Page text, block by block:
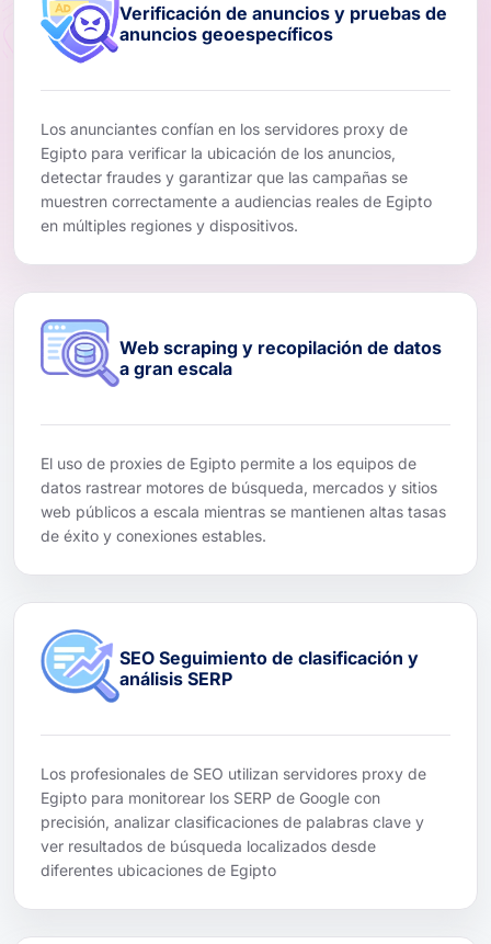
Verificación de anuncios y pruebas de
anuncios geoespecíficos
Los anunciantes confían en los servidores proxy de
Egipto para verificar la ubicación de los anuncios,
detectar fraudes y garantizar que las campañas se
muestren correctamente a audiencias reales de Egipto
en múltiples regiones y dispositivos.
Web scraping y recopilación de datos
a gran escala
El uso de proxies de Egipto permite a los equipos de
datos rastrear motores de búsqueda, mercados y sitios
web públicos a escala mientras se mantienen altas tasas
de éxito y conexiones estables.
SEO Seguimiento de clasificación y
análisis SERP
Los profesionales de SEO utilizan servidores proxy de
Egipto para monitorear los SERP de Google con
precisión, analizar clasificaciones de palabras clave y
ver resultados de búsqueda localizados desde
diferentes ubicaciones de Egipto